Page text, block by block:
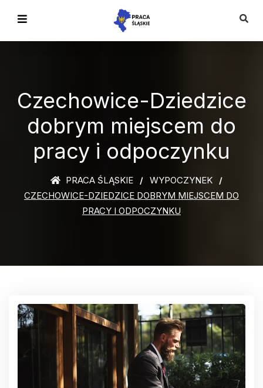
Czechowice-Dziedzice
dobrym miejscem do
pracy i odpoczynku
PRACA ŚLĄSKIE
WYPOCZYNEK
CZECHOWICE-DZIEDZICE DOBRYM MIEJSCEM DO
PRACY I ODPOCZYNKU